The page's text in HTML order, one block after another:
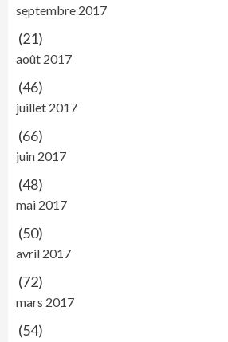
septembre 2017
(21)
août 2017
(46)
juillet 2017
(66)
juin 2017
(48)
mai 2017
(50)
avril 2017
(72)
mars 2017
(54)